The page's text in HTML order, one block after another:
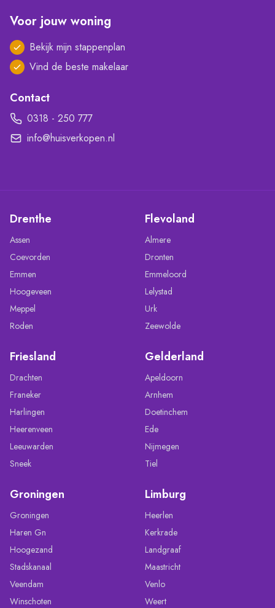
Voor jouw woning
Bekijk mijn stappenplan
Vind de beste makelaar
Contact
0318 - 250 777
info@huisverkopen.nl
Drenthe
Assen
Coevorden
Emmen
Hoogeveen
Meppel
Roden
Flevoland
Almere
Dronten
Emmeloord
Lelystad
Urk
Zeewolde
Friesland
Drachten
Franeker
Harlingen
Heerenveen
Leeuwarden
Sneek
Gelderland
Apeldoorn
Arnhem
Doetinchem
Ede
Nijmegen
Tiel
Groningen
Groningen
Haren Gn
Hoogezand
Stadskanaal
Veendam
Winschoten
Limburg
Heerlen
Kerkrade
Landgraaf
Maastricht
Venlo
Weert